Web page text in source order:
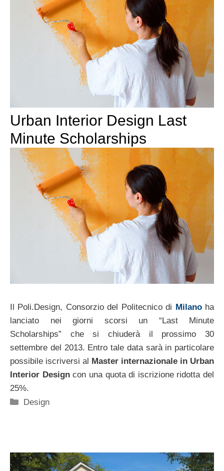
Urban Interior Design Last
Minute Scholarships
Il Poli.Design, Consorzio del Politecnico di Milanoha
lanciato nei giorni scorsi un “Last Minute
Scholarships” che si chiuderà il prossimo 30
settembre del 2013. Entro tale data sarà in particolare
possibile iscriversi al Master internazionale in Urban
Interior Designcon una quota di iscrizione ridotta del
25%.
Categorie
Design